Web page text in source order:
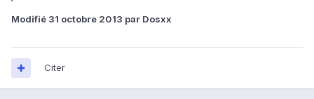
Modifié 31 octobre 2013 par Dosxx
Citer